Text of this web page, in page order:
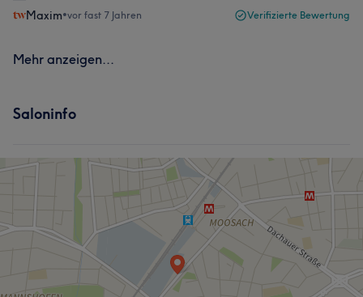
Maxim•vor fast 7 Jahren Verifizierte Bewertung
Mehr anzeigen...
Saloninfo